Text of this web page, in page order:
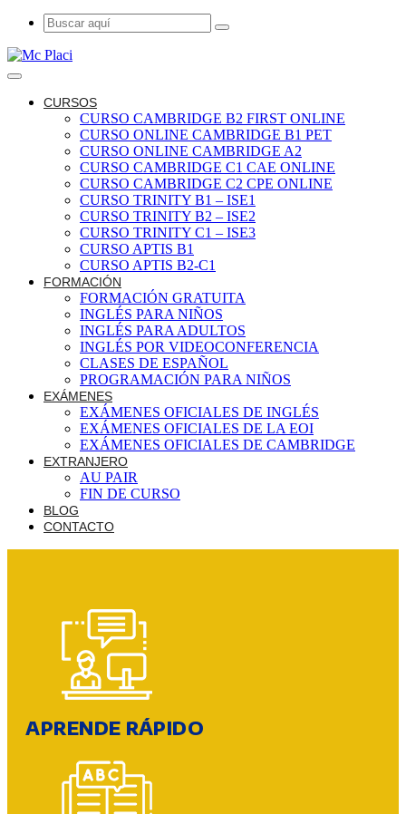
CURSOS
CURSO CAMBRIDGE B2 FIRST ONLINE
CURSO ONLINE CAMBRIDGE B1 PET
CURSO ONLINE CAMBRIDGE A2
CURSO CAMBRIDGE C1 CAE ONLINE
CURSO CAMBRIDGE C2 CPE ONLINE
CURSO TRINITY B1 – ISE1
CURSO TRINITY B2 – ISE2
CURSO TRINITY C1 – ISE3
CURSO APTIS B1
CURSO APTIS B2-C1
FORMACIÓN
FORMACIÓN GRATUITA
INGLÉS PARA NIÑOS
INGLÉS PARA ADULTOS
INGLÉS POR VIDEOCONFERENCIA
CLASES DE ESPAÑOL
PROGRAMACIÓN PARA NIÑOS
EXÁMENES
EXÁMENES OFICIALES DE INGLÉS
EXÁMENES OFICIALES DE LA EOI
EXÁMENES OFICIALES DE CAMBRIDGE
EXTRANJERO
AU PAIR
FIN DE CURSO
BLOG
CONTACTO
APRENDE RÁPIDO